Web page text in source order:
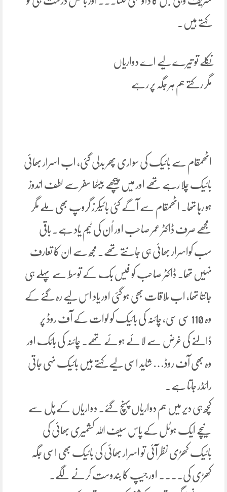
کہتے ہیں۔
نکلے تو تیرے لیے اے دواریاں
مگر رکتے ہم ہر جگہ پر رہے
اٹھمقام سے بائیک کی سواری پھر بدلی گئی، اب اسرار بھائی
بائیک چلا رہے تھے اور میں پیچھے بیٹھا سفر سے لطف اندوز
ہو رہا تھا۔ اٹھمقام سے آگے کئی بائیکرز گروپ بھی ملے مگر
مجھے صرف ڈاکٹر عمر صاحب اور اُن کی ٹیم یاد ہے. باقی
سب کواسرار بھائی ہی جانتے تھے. مجھ سے ان کا تعارف
نہیں تھا۔ ڈاکٹر صاحب کو فیس بک کے توسط سے پہلے ہی
جانتا تھا، اب ملاقات بھی ہو گئی اور یاد اس لیے رہ گئے کے
وہ 110 سی سی، چائنہ کی بائیک کو لوات کے آف روڈ پر
ڈالنے کی غرض سے لائے ہوئے تھے۔ چائنہ کی بائک اور
وہ بھی آف روڈ… شاید اسی لیے کہتے ہیں بائیک⁦⁩ نہی جاتی
رائڈر جاتا ہے.
کچھ ہی دیر میں ہم دواریاں پہنچ گئے. دواریاں کے پل سے
نیچے ایک ہوٹل کے پاس سیف اللہ کشمیری بھائی کی
بائیک کھڑی نظر آئی تو اسرار بھائی کی بائیک بھی اسی جگہ
کھڑی کی۔۔۔۔ اور جیپ کا بندوست کرنے لگے۔